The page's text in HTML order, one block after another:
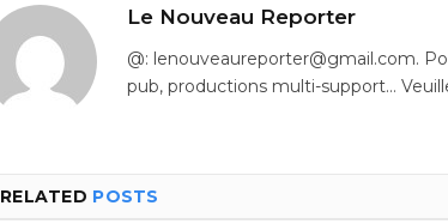
Le Nouveau Reporter
@: lenouveaureporter@gmail.com.
pub, productions multi-support…
RELATED POSTS